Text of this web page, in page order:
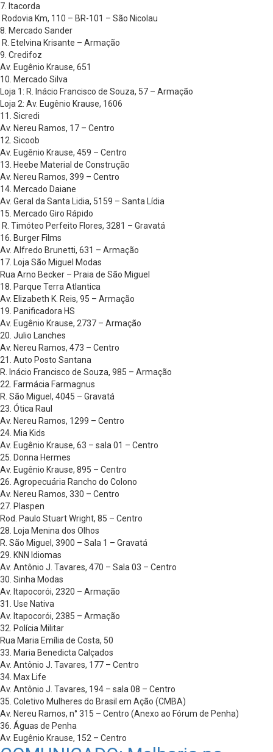
7. Itacorda
Rodovia Km, 110 – BR-101 – São Nicolau
8. Mercado Sander
R. Etelvina Krisante – Armação
9. Credifoz
Av. Eugênio Krause, 651
10. Mercado Silva
Loja 1: R. Inácio Francisco de Souza, 57 – Armação
Loja 2: Av. Eugênio Krause, 1606
11. Sicredi
Av. Nereu Ramos, 17 – Centro
12. Sicoob
Av. Eugênio Krause, 459 – Centro
13. Heebe Material de Construção
Av. Nereu Ramos, 399 – Centro
14. Mercado Daiane
Av. Geral da Santa Lidia, 5159 – Santa Lídia
15. Mercado Giro Rápido
R. Timóteo Perfeito Flores, 3281 – Gravatá
16. Burger Films
Av. Alfredo Brunetti, 631 – Armação
17. Loja São Miguel Modas
Rua Arno Becker – Praia de São Miguel
18. Parque Terra Atlantica
Av. Elizabeth K. Reis, 95 – Armação
19. Panificadora HS
Av. Eugênio Krause, 2737 – Armação
20. Julio Lanches
Av. Nereu Ramos, 473 – Centro
21. Auto Posto Santana
R. Inácio Francisco de Souza, 985 – Armação
22. Farmácia Farmagnus
R. São Miguel, 4045 – Gravatá
23. Ótica Raul
Av. Nereu Ramos, 1299 – Centro
24. Mia Kids
Av. Eugênio Krause, 63 – sala 01 – Centro
25. Donna Hermes
Av. Eugênio Krause, 895 – Centro
26. Agropecuária Rancho do Colono
Av. Nereu Ramos, 330 – Centro
27. Plaspen
Rod. Paulo Stuart Wright, 85 – Centro
28. Loja Menina dos Olhos
R. São Miguel, 3900 – Sala 1 – Gravatá
29. KNN Idiomas
Av. Antônio J. Tavares, 470 – Sala 03 – Centro
30. Sinha Modas
Av. Itapocorói, 2320 – Armação
31. Use Nativa
Av. Itapocorói, 2385 – Armação
32. Polícia Militar
Rua Maria Emília de Costa, 50
33. Maria Benedicta Calçados
Av. Antônio J. Tavares, 177 – Centro
34. Max Life
Av. Antônio J. Tavares, 194 – sala 08 – Centro
35. Coletivo Mulheres do Brasil em Ação (CMBA)
Av. Nereu Ramos, n° 315 – Centro (Anexo ao Fórum de Penha)
36. Águas de Penha
Av. Eugênio Krause, 152 – Centro